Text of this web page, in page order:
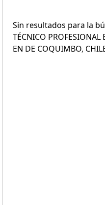
Sin resultados para la
TÉCNICO PROFESIONAL
EN DE COQUIMBO,